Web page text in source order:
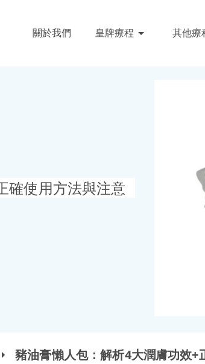
關於我們 皇牌療程 其他療
確使用方法與注意
豬油膏懶人包：解析4大潤膚功效+